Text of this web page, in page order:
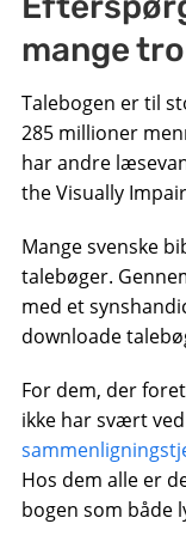
mange
Talebogen er til
285 millioner
har andre
the Visually
Mange svenske
talebøger.
med et
downloade
For dem, der
ikke har svært
Hos dem alle er
bogen som både